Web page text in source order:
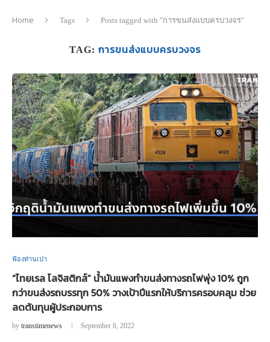
Home Tags Posts tagged with "การขนส่งแบบครบวงจร"
TAG: การขนส่งแบบครบวงจร
ฟ้องท่านเปา
“ไทยเรล โลจิสติกส์” น้ำมันแพงทำขนส่งทางรถไฟพุ่ง 10% ถูก
กว่าขนส่งรถบรรทุก 50% วางเป้าปีแรกให้บริการครอบคลุม ช่วย
ลดต้นทุนผู้ประกอบการ
by transtimenews September 8, 2022